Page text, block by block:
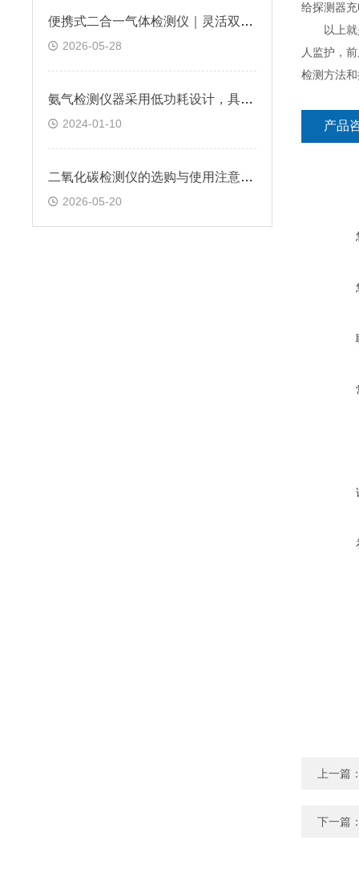
便携式二合一气体检测仪｜灵活双气检测，让工业安全巡检更可靠
2026-05-28
氨气检测仪器采用低功耗设计，具有较长的使用寿命
2024-01-10
二氧化碳检测仪的选购与使用注意事项
2026-05-20
给探测器
以上就是
人监护，
检测方法
产品
上一篇
下一篇